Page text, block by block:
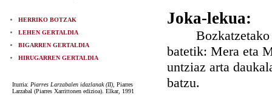
HERRIKO BOTZAK
LEHEN GERTALDIA
BIGARREN GERTALDIA
HIRUGARREN GERTALDIA
Iturria: Piarres Larzabalen idazlanak (II) , Piarres
Larzabal (Piarres Xarrittonen edizioa). Elkar, 1991
Joka-lekua:
Bozkatzetako
batetik: Mera eta
untziaz arta
batzu.